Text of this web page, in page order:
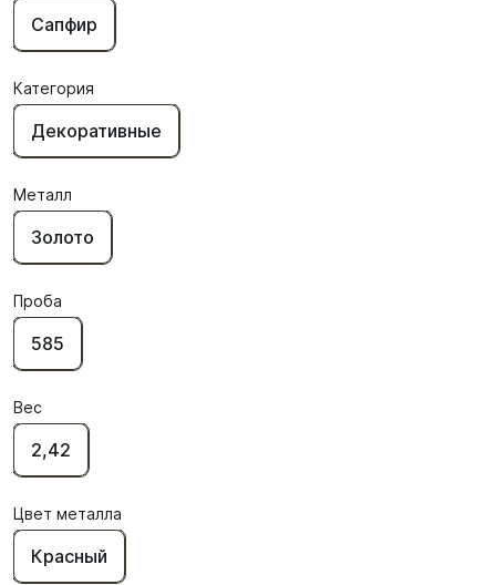
Сапфир
Категория
Декоративные
Металл
Золото
Проба
585
Вес
2,42
Цвет металла
Красный